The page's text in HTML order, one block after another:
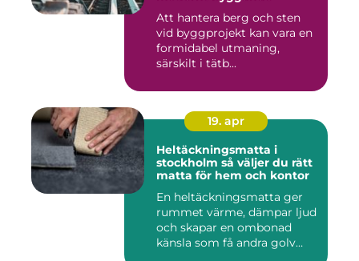
Att hantera berg och sten
vid byggprojekt kan vara en
formidabel utmaning,
särskilt i tätb...
19. apr
Heltäckningsmatta i
stockholm så väljer du rätt
matta för hem och kontor
En heltäckningsmatta ger
rummet värme, dämpar ljud
och skapar en ombonad
känsla som få andra golv